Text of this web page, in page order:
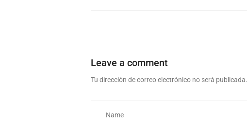
Leave a comment
Tu dirección de correo electrónico no será publicada.